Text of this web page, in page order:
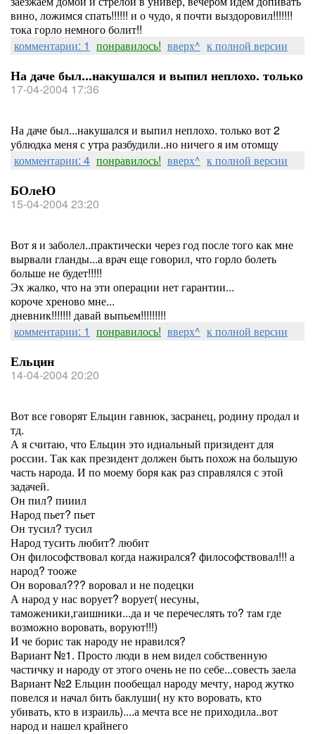
вино, ложимся спать!!!!!! и о чудо, я почти выздоровил!!!!!!!
тока горло немного болит!!
комментарии: 1 понравилось! вверх^ к полной версии
На даче был...накушался и выпил неплохо. только
17-04-2004 17:36
На даче был...накушался и выпил неплохо. только вот 2
ублюдка меня с утра разбудили..но ничего я им отомщу
комментарии: 4 понравилось! вверх^ к полной версии
БОлеЮ
15-04-2004 23:20
Вот я и заболел..практически через год после того как мне
вырвали гланды...а врач еще говорил, что горло болеть
больше не будет!!!!!
Эх жалко, что на эти операции нет гарантии...
короче хреново мне...
дневник!!!!!!! давай выпьем!!!!!!!!!
комментарии: 1 понравилось! вверх^ к полной версии
Ельцин
14-04-2004 20:20
Вот все говорят Ельцин гавнюк, засранец, родину продал и
тд.
А я считаю, что Ельцин это идиальный призидент для
россии. Так как президент должен быть похож на большую
часть народа. И по моему боря как раз справлялся с этой
задачей.
Он пил? пииил
Народ пьет? пьет
Он тусил? тусил
Народ тусить любит? любит
Он философствовал когда нажирался? философствовал!!! а
народ? тооже
Он воровал??? воровал и не подецки
А народ у нас ворует? ворует( несуны,
таможеники,гаишники...да и че перечеслять то? там где
возможно воровать, воруют!!!)
И че борис так народу не нравился?
Вариант №1. Просто люди в нем видел собственную
частичку и народу от этого очень не по себе...совесть заела
Вариант №2 Ельцин пообещал народу мечту, народ жутко
повелся и начал бить баклуши( ну кто воровать, кто
убивать, кто в израиль)....а мечта все не приходила..вот
народ и нашел крайнего